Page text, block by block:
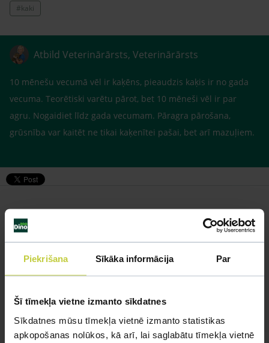
Piekrišana Sīkāka informācija Par
Šī tīmekļa vietne izmanto sīkdatnes
Sīkdatnes mūsu tīmekļa vietnē izmanto statistikas
apkopošanas nolūkos, kā arī, lai saglabātu tīmekļa vietnē
#kaki
Atbild Veterinārārsts, Veterinārārsts
10 mēnešu vecumā vēl ir kaķēns, pieaudzis kaķis ir no gada
vecuma. Teorētiski varētu pārot, bet 10 mēneši vēl ir par
agru. Nogaidiet līdz gada vecumam. Pāragra pārošana,
grūsnība var kaitēt ne tikai kaķenītei pašai, bet arī mazuļiem.
Līdzīgi jautājumi
Mūsu eksperti spēs atbildēt uz jebkuru Jūsu jautājumu